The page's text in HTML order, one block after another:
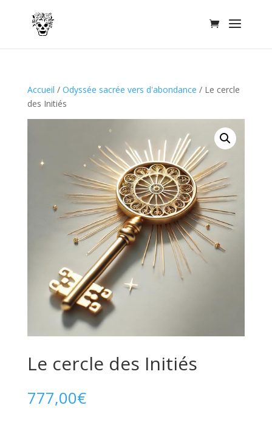
Accueil / Odyssée sacrée vers d'abondance / Le cercle
des Initiés
Le cercle des Initiés
777,00€